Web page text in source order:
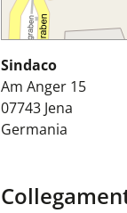
Sindaco
Am Anger 15
07743 Jena
Germania